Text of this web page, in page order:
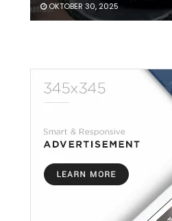
OKTOBER 30, 2025